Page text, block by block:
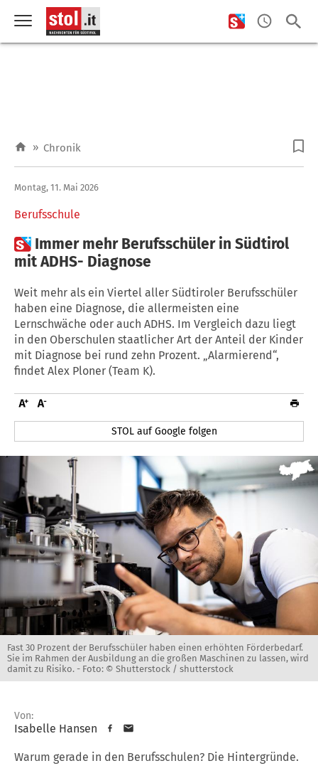
» Chronik
Berufsschule
Montag, 11. Mai 2026
 Immer mehr Berufsschüler in Südtirol
mit ADHS- Diagnose
Weit mehr als ein Viertel aller Südtiroler Berufsschüler
haben eine Diagnose, die allermeisten eine
Lernschwäche oder auch ADHS. Im Vergleich dazu liegt
in den Oberschulen staatlicher Art der Anteil der Kinder
mit Diagnose bei rund zehn Prozent. „Alarmierend“,
findet Alex Ploner (Team K).
STOL auf Google folgen
Fast 30 Prozent der Berufsschüler haben einen erhöhten Förderbedarf.
Sie im Rahmen der Ausbildung an die großen Maschinen zu lassen, wird
damit zu Risiko. - Foto: © Shutterstock / shutterstock
Von:
Isabelle Hansen
Warum gerade in den Berufsschulen? Die Hintergründe.